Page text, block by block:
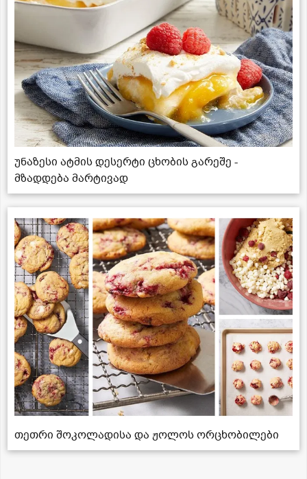
უნაზესი ატმის დესერტი ცხობის გარეშე -
მზადდება მარტივად
თეთრი შოკოლადისა და ჟოლოს ორცხობილები